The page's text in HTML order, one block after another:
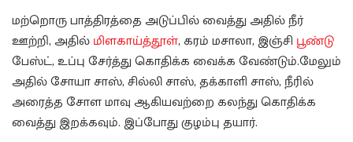
மற்றொரு பாத்திரத்தை அடுப்பில் வைத்து அதில் நீர்
ஊற்றி, அதில்மிளகாய்த்தூள், கரம் மசாலா, இஞ்சி பூண்டு
பேஸ்ட், உப்பு சேர்த்து கொதிக்க வைக்க வேண்டும்.மேலும்
அதில் சோயா சாஸ், சில்லி சாஸ், தக்காளி சாஸ், நீரில்
அரைத்த சோள மாவு ஆகியவற்றை கலந்து கொதிக்க
வைத்து இறக்கவும். இப்போது குழம்பு தயார்.